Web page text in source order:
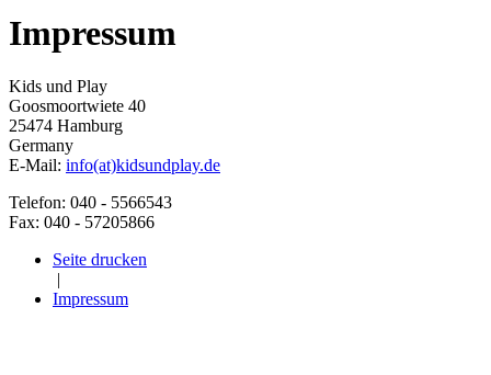
Impressum
Kids und Play
Goosmoortwiete 40
25474 Hamburg
Germany
E-Mail: info(at)kidsundplay.de
Telefon: 040 - 5566543
Fax: 040 - 57205866
Seite drucken
|
Impressum